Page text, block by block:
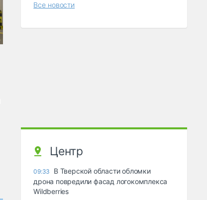
Все новости
Центр
09:33
В Тверской области обломки
дрона повредили фасад логокомплекса
Wildberries